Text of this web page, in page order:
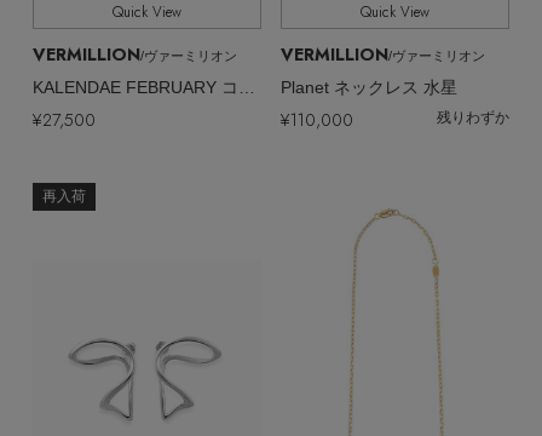
Quick View
VERMILLION/ヴァーミリオン
KALENDAE FEBRUARY コードネックレス
¥27,500
Quick View
VERMILLION/ヴァーミリオン
Planet ネックレス 水星
¥110,000 残りわずか
再入荷